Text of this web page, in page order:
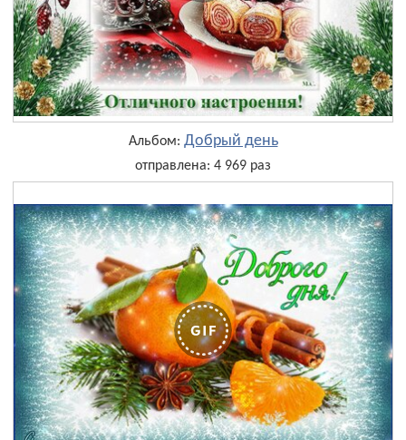
Альбом: Добрый день
отправлена: 4 969 раз